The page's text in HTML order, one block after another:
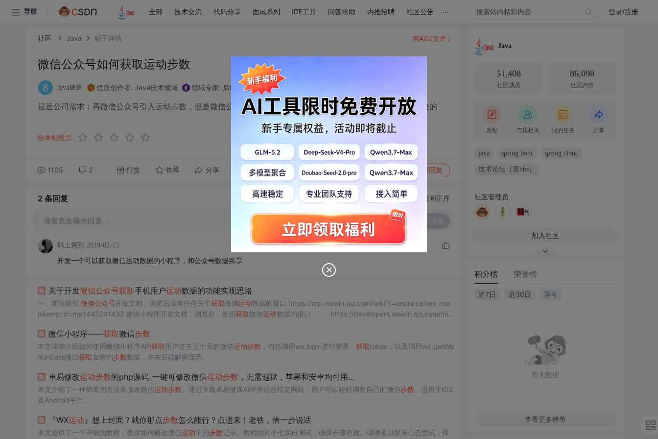
导航 全部 技术交流 代码分享 面试系列 IDE工具 问答求助 内推招聘 社区公告 ... 登录/注册
社区 Java 帖子详情
微信公众号如何获取运动步数
Java旅途 优质创作者: Java技术领域 领域专家: 后端开发技术领域
最近公司需求：再微信公众号引入运动步数，但是微信公众号并没有提供相应的接口，想问问各位老铁是怎么解决的
给本帖投票
1105 2 打赏 收藏 分享 转发到动态 举报 写回复
用AI写文章
2 条回复 切换为时间正序
请发表友善的回复…
码上翱翔 2019-02-13
开发一个可以获取微信运动数据的小程序，和公众号数据共享
关于开发微信公众号获取手机用户运动数据的功能实现思路
一、前沿研究 微信公众号开发文档，浏览后没有任何关于获取微信运动数据的接口 https://mp.weixin.qq.com/wiki?t=resource/res_mai
n&amp;id=mp1445241432 微信小程序开发文档，浏览后，发现获取微信运动数据的接口 https://developers.weixin.qq.com/mini
微信小程序——获取微信步数
本文详细介绍如何使用微信小程序API获取 用户过去三十天的微信运动步数 ，包括调用wx.login进行登录、 获取token，以及调用wx.getWe
RunData接口获取加密的步数数据，并在后端解密显示。
卓易修改运动步数的php源码_一键可修改微信运动步数 ，无需越狱，苹果和安卓均可用...
本文介绍了一种简单的方法来修改微信运动步数 。通过下载卓易健康APP并结合特定网站，用户可以轻松调整自己的微信步数 。适用于iOS
及Android平台。
『WX运动』想上封面？就你那点步数怎么能行？点进来！老铁，借一步说话
本文提供了一个详细的教程，教你如何修改微信运动中的步数记录。教程由刘小七亲自测试，确保步骤有效。请读者以娱乐心态尝试，保
Java
51,408
社区成员
86,098
社区内容
发帖 与我相关 我的任务 分享
java spring boot spring cloud
技术论坛（原bbs）
社区管理员
加入社区
积分榜 荣誉榜
近7日 近30日 至今
暂无数据
查看更多榜单